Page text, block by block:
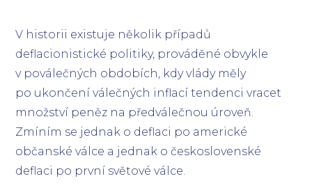
V historii existuje několik případů
deflacionistické politiky, prováděné obvykle
v poválečných obdobích, kdy vlády měly
po ukončení válečných inflací tendenci vracet
množství peněz na předválečnou úroveň.
Zmíním se jednak o deflaci po americké
občanské válce a jednak o československé
deflaci po první světové válce.